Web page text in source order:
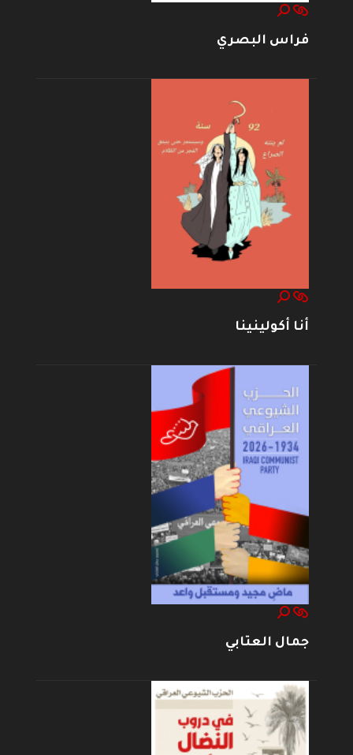
فراس البصري
أنا أكولينينا
جمال العتابي